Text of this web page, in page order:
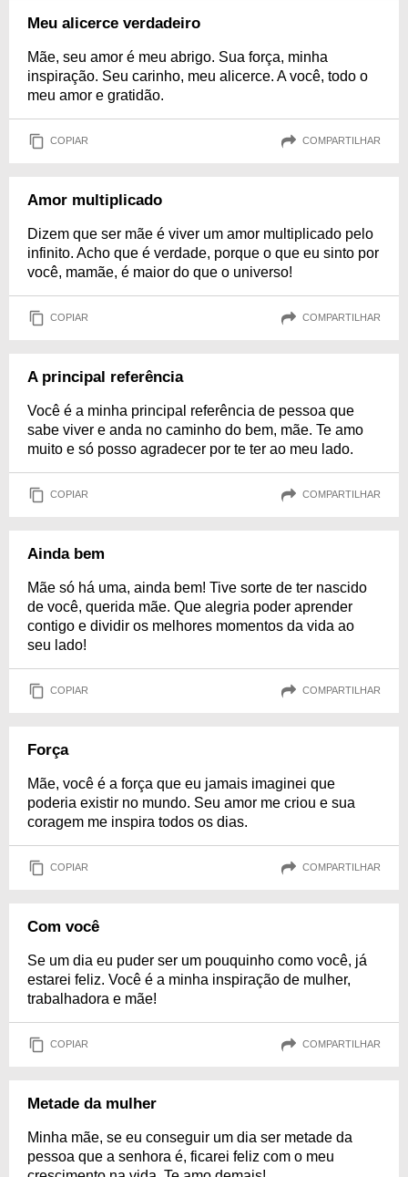
Meu alicerce verdadeiro
Mãe, seu amor é meu abrigo. Sua força, minha
inspiração. Seu carinho, meu alicerce. A você, todo o
meu amor e gratidão.
COPIAR COMPARTILHAR
Amor multiplicado
Dizem que ser mãe é viver um amor multiplicado pelo
infinito. Acho que é verdade, porque o que eu sinto por
você, mamãe, é maior do que o universo!
COPIAR COMPARTILHAR
A principal referência
Você é a minha principal referência de pessoa que
sabe viver e anda no caminho do bem, mãe. Te amo
muito e só posso agradecer por te ter ao meu lado.
COPIAR COMPARTILHAR
Ainda bem
Mãe só há uma, ainda bem! Tive sorte de ter nascido
de você, querida mãe. Que alegria poder aprender
contigo e dividir os melhores momentos da vida ao
seu lado!
COPIAR COMPARTILHAR
Força
Mãe, você é a força que eu jamais imaginei que
poderia existir no mundo. Seu amor me criou e sua
coragem me inspira todos os dias.
COPIAR COMPARTILHAR
Com você
Se um dia eu puder ser um pouquinho como você, já
estarei feliz. Você é a minha inspiração de mulher,
trabalhadora e mãe!
COPIAR COMPARTILHAR
Metade da mulher
Minha mãe, se eu conseguir um dia ser metade da
pessoa que a senhora é, ficarei feliz com o meu